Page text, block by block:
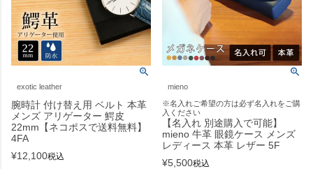
exotic leather
腕時計 付け替え用 ベルト 本革
メンズ アリゲーター 鰐皮
22mm【ネコポスで送料無料】
4FA
¥12,100税込
mieno
※名入れご希望の方は必ず名入れをご購
入ください
【名入れ 別途購入で可能】
mieno 牛革 眼鏡ケース メンズ
レディース 本革 レザー 5F
¥5,500税込